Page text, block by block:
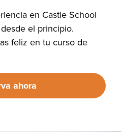
en Castle School
el principio.
feliz en tu curso de
ahora